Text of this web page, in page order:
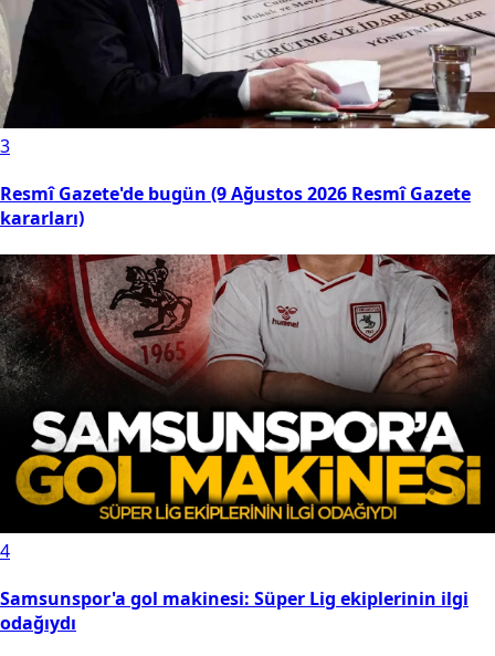
3
Resmî Gazete'de bugün (9 Ağustos 2026 Resmî Gazete
kararları)
4
Samsunspor'a gol makinesi: Süper Lig ekiplerinin ilgi
odağıydı